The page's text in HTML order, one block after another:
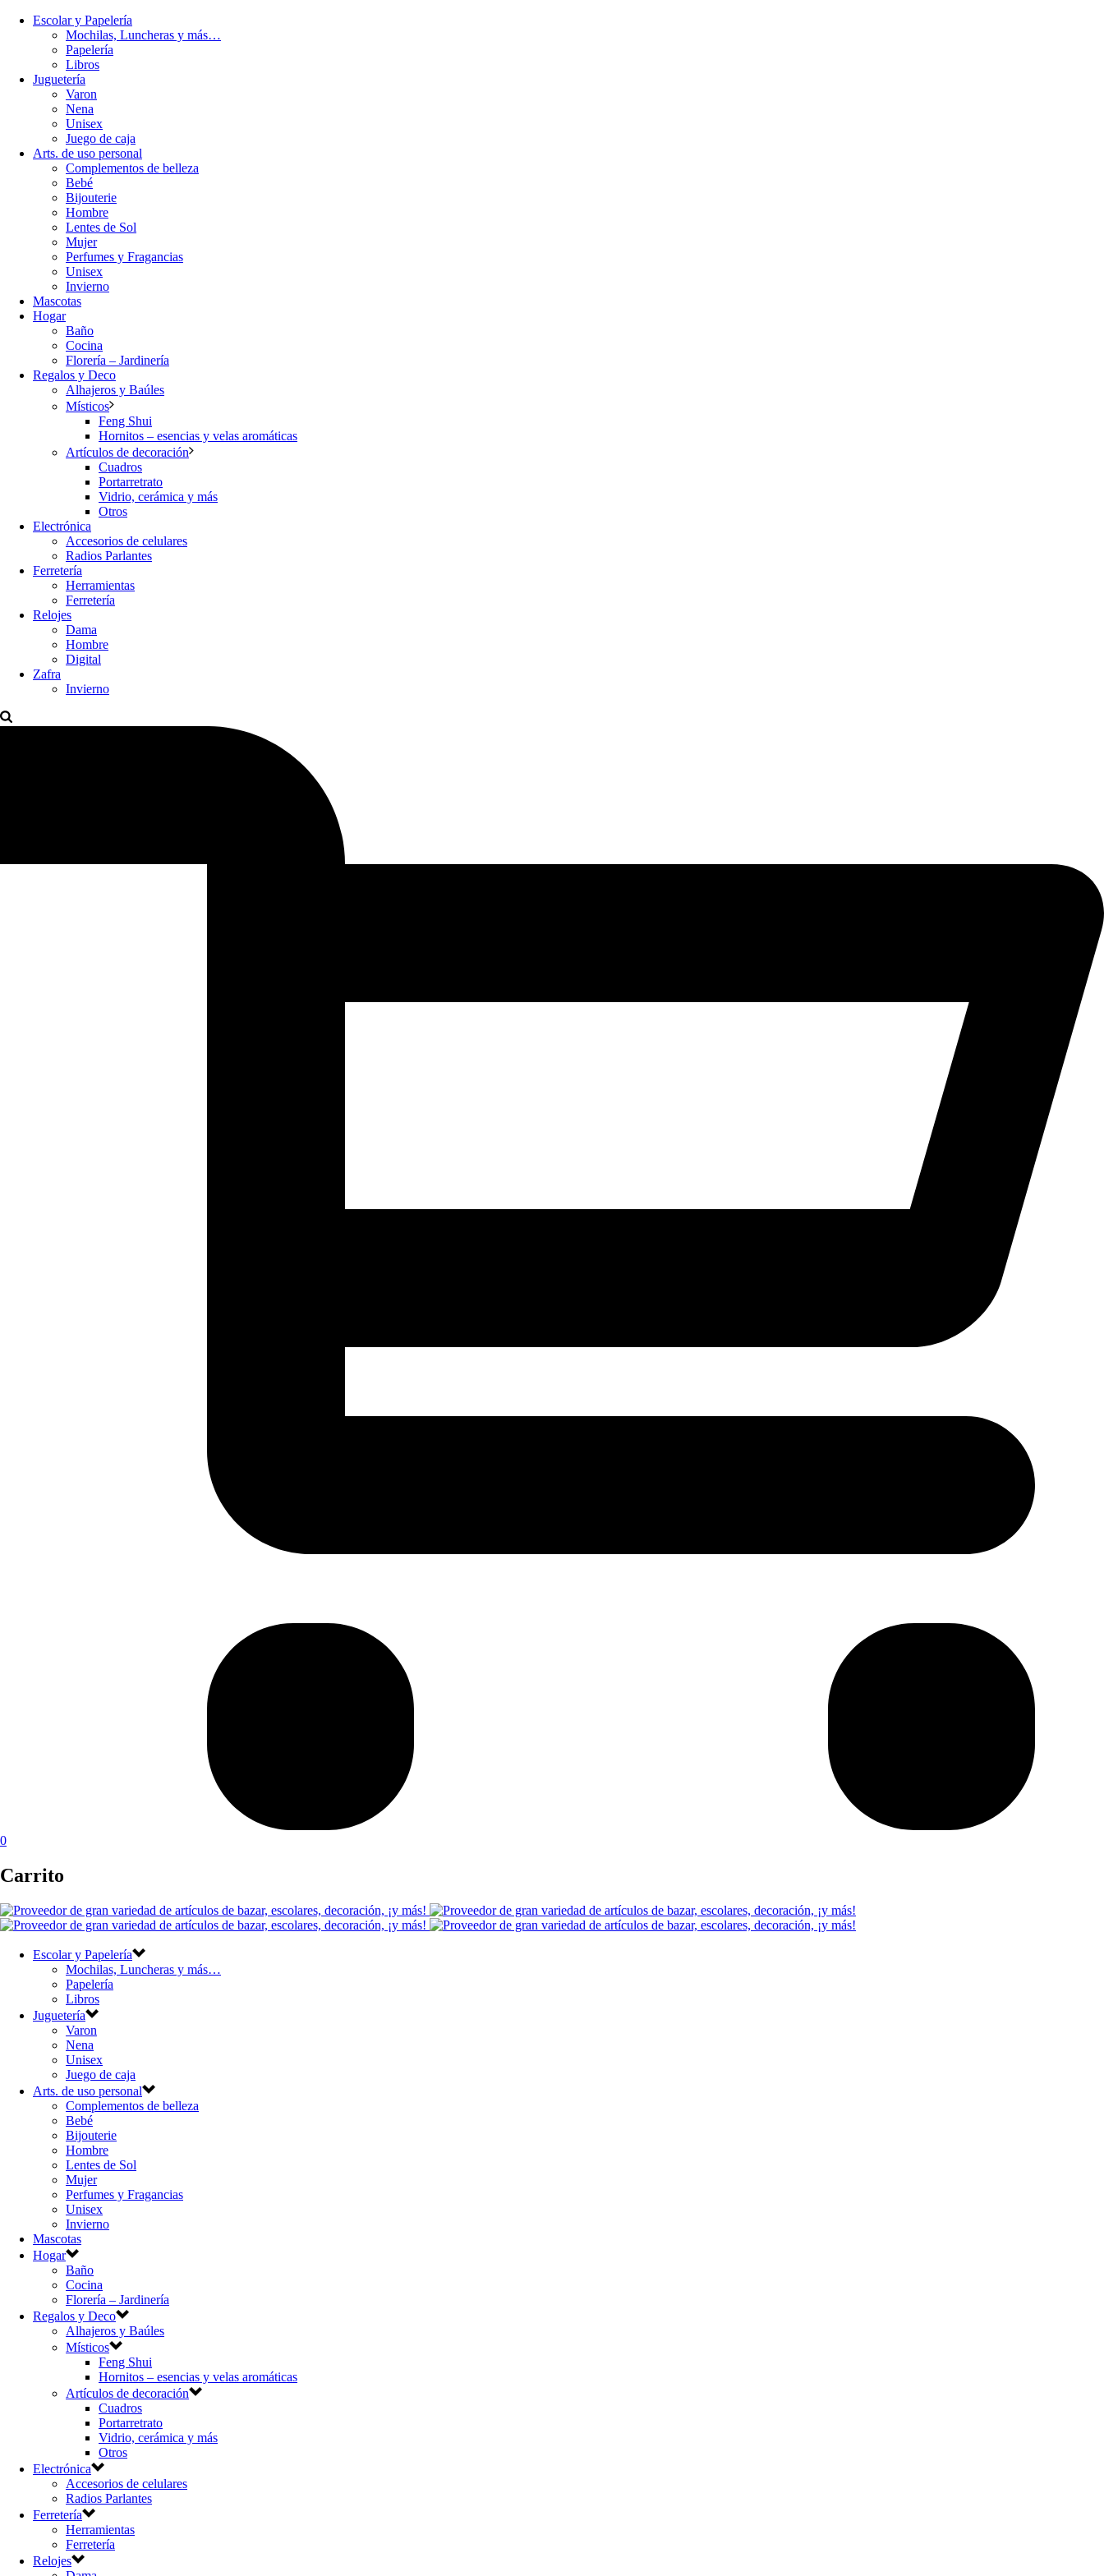
Escolar y Papelería
Mochilas, Luncheras y más…
Papelería
Libros
Juguetería
Varon
Nena
Unisex
Juego de caja
Arts. de uso personal
Complementos de belleza
Bebé
Bijouterie
Hombre
Lentes de Sol
Mujer
Perfumes y Fragancias
Unisex
Invierno
Mascotas
Hogar
Baño
Cocina
Florería – Jardinería
Regalos y Deco
Alhajeros y Baúles
Místicos
Feng Shui
Hornitos – esencias y velas aromáticas
Artículos de decoración
Cuadros
Portarretrato
Vidrio, cerámica y más
Otros
Electrónica
Accesorios de celulares
Radios Parlantes
Ferretería
Herramientas
Ferretería
Relojes
Dama
Hombre
Digital
Zafra
Invierno
0
Carrito
Escolar y Papelería
Mochilas, Luncheras y más…
Papelería
Libros
Juguetería
Varon
Nena
Unisex
Juego de caja
Arts. de uso personal
Complementos de belleza
Bebé
Bijouterie
Hombre
Lentes de Sol
Mujer
Perfumes y Fragancias
Unisex
Invierno
Mascotas
Hogar
Baño
Cocina
Florería – Jardinería
Regalos y Deco
Alhajeros y Baúles
Místicos
Feng Shui
Hornitos – esencias y velas aromáticas
Artículos de decoración
Cuadros
Portarretrato
Vidrio, cerámica y más
Otros
Electrónica
Accesorios de celulares
Radios Parlantes
Ferretería
Herramientas
Ferretería
Relojes